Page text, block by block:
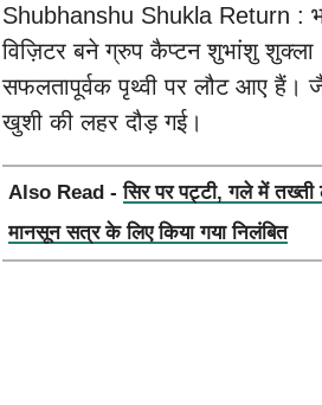
Shubhanshu Shukla Return :
विज़िटर बने ग्रुप कैप्टन शुभांशु शुक्ला
सफलतापूर्वक पृथ्वी पर लौट आए हैं।
खुशी की लहर दौड़ गई।
Also Read -सिर पर पट्टी, गले में
मानसून सत्र के लिए किया गया निलंबित